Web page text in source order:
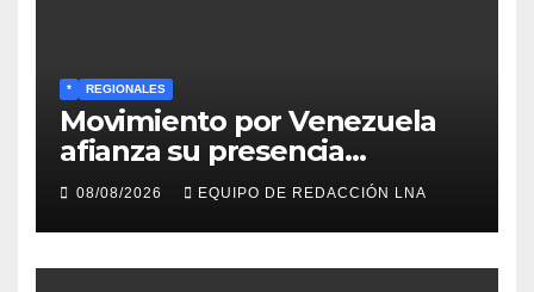
* REGIONALES
Movimiento por Venezuela
afianza su presencia
comunitaria en La Ponderosa
y otras comunidades de
Anzoátegui
08/08/2026 EQUIPO DE REDACCIÓN LNA